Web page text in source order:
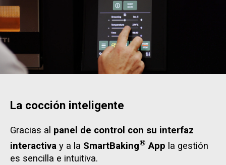
La cocción inteligente
Gracias al panel de control con su interfaz
interactiva y a la SmartBaking® App la gestión
es sencilla e intuitiva.